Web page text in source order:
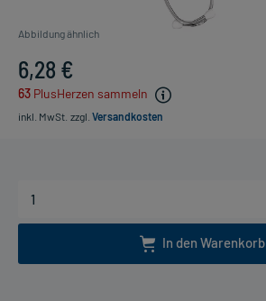
Abbildung ähnlich
6,28 €
63 PlusHerzen sammeln
inkl. MwSt. zzgl. Versandkosten
In den Warenkorb